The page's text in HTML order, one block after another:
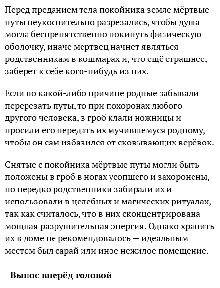
Перед преданием тела покойника земле мёртвые
путы неукоснительно разрезались, чтобы душа
могла беспрепятственно покинуть физическую
оболочку, иначе мертвец начнет являться
родственникам в кошмарах и, что ещё страшнее,
заберет к себе кого-нибудь из них.
Если по какой-либо причине родные забывали
перерезать путы, то при похоронах любого
другого человека, в гроб клали ножницы и
просили его передать их мучившемуся родному,
чтобы он сам избавился от сковывающих верёвок.
Снятые с покойника мёртвые путы могли быть
положены в гроб в ногах усопшего и захоронены,
но нередко родственники забирали их и
использовали в целебных и магических ритуалах,
так как считалось, что в них сконцентрирована
мощная разрушительная энергия. Однако хранить
их в доме не рекомендовалось — идеальным
местом был сарай или иное нежилое помещение.
Вынос вперёд головой